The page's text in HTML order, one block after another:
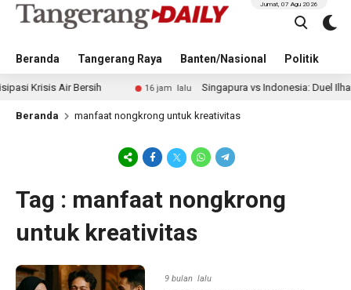
Beranda Tangerang Raya Banten/Nasional Politik
Jumat, 07 Agu 2026
Krisis Air Bersih 16 jam lalu Singapura vs Indonesia: Duel Ilhan
Beranda manfaat nongkrong untuk kreativitas
Tag : manfaat nongkrong
untuk kreativitas
9 bulan lalu